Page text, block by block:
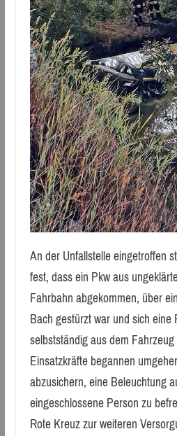
An der Unfallstelle eingetroffen
fest, dass ein Pkw aus
Fahrbahn abgekommen, über
Bach gestürzt war und sich
selbstständig aus dem
Einsatzkräfte begannen
abzusichern, eine Beleuchtung
eingeschlossene Person zu
Rote Kreuz zur weiteren